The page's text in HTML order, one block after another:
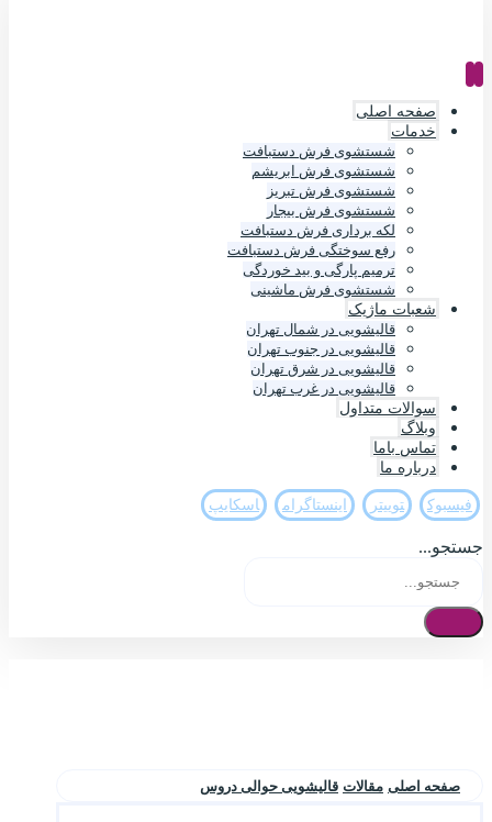
صفحه اصلی
خدمات
شستشوی فرش دستبافت
شستشوی فرش ابریشم
شستشوی فرش تبریز
شستشوی فرش بیجار
لکه برداری فرش دستبافت
رفع سوختگی فرش دستبافت
ترمیم پارگی و بید خوردگی
شستشوی فرش ماشینی
شعبات ماژیک
قالیشویی در شمال تهران
قالیشویی در جنوب تهران
قالیشویی در شرق تهران
قالیشویی در غرب تهران
سوالات متداول
وبلاگ
تماس باما
درباره ما
فيسبوک تويیتر اینستاگرام اسکایپ
جستجو...
صفحه اصلی مقالات قالیشویی حوالی دروس